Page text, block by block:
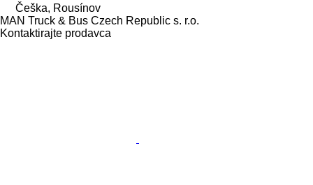
Češka, Rousínov
MAN Truck & Bus Czech Republic s. r.o.
Kontaktirajte prodavca